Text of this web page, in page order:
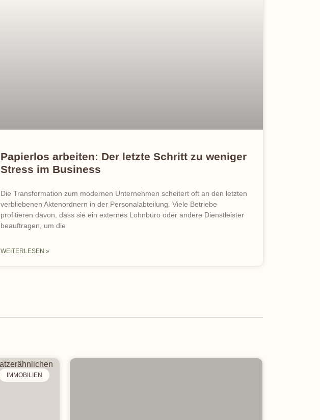
Papierlos arbeiten: Der letzte Schritt zu weniger
Stress im Business
Die Transformation zum modernen Unternehmen scheitert oft an den letzten
verbliebenen Aktenordnern in der Personalabteilung. Viele Betriebe
profitieren davon, dass sie ein externes Lohnbüro oder andere Dienstleister
beauftragen, um die
WEITERLESEN »
IMMOBILIEN